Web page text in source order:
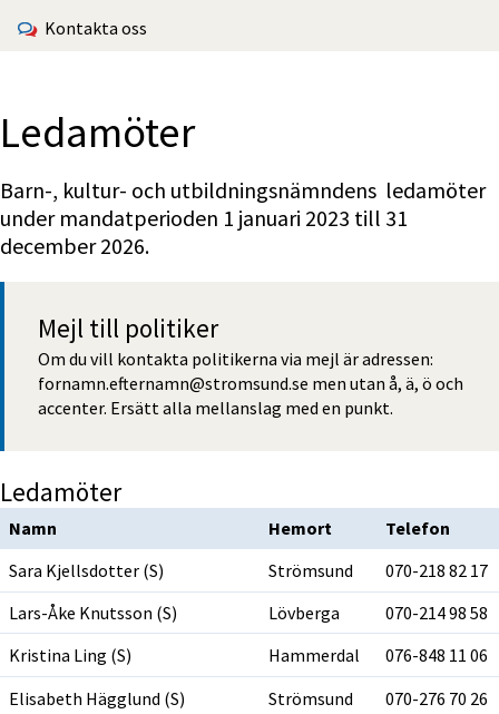
Kontakta oss
Ledamöter
Barn-, kultur- och utbildningsnämndens  ledamöter
under mandatperioden 1 januari 2023 till 31
december 2026.
Mejl till politiker
Om du vill kontakta politikerna via mejl är adressen:
fornamn.efternamn@stromsund.se men utan å, ä, ö och
accenter. Ersätt alla mellanslag med en punkt.
Ledamöter
Namn Hemort
Telefon
Sara Kjellsdotter (S)
Strömsund
070-218 82 17
Lars-Åke Knutsson (S)
Lövberga
070-214 98 58
Kristina Ling (S)
Hammerdal
076-848 11 06
Elisabeth Hägglund (S)
Strömsund
070-276 70 26